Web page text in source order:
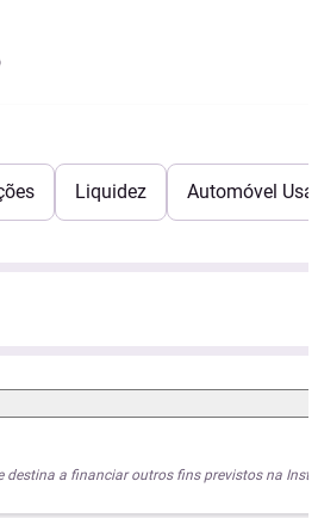
Liquidez
Automóvel
destina a financiar outros fins previstos na